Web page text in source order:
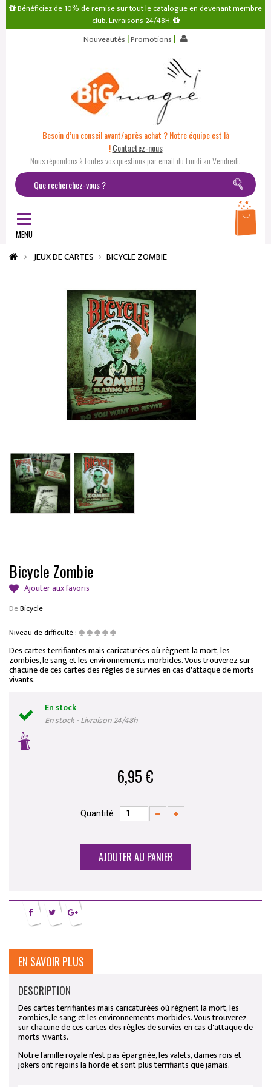
Bénéficiez de 10% de remise sur tout le catalogue en devenant membre
club. Livraisons 24/48H.
Nouveautés |Promotions |
Besoin d’un conseil avant/après achat ? Notre équipe est là
! Contactez-nous
Nous répondons à toutes vos questions par email du Lundi au Vendredi.
MENU
JEUX DE CARTES BICYCLE ZOMBIE
Bicycle Zombie
Ajouter aux favoris
DeBicycle
Niveau de difficulté :
Des cartes terrifiantes mais caricaturées où règnent la mort, les
zombies, le sang et les environnements morbides. Vous trouverez sur
chacune de ces cartes des règles de survies en cas d'attaque de morts-
vivants.
En stock
En stock - Livraison 24/48h
6,95 €
Quantité
AJOUTER AU PANIER
EN SAVOIR PLUS
DESCRIPTION
Des cartes terrifiantes mais caricaturées où règnent la mort, les
zombies, le sang et les environnements morbides. Vous trouverez
sur chacune de ces cartes des règles de survies en cas d'attaque de
morts-vivants.
Notre famille royale n'est pas épargnée, les valets, dames rois et
jokers ont rejoins la horde et sont plus terrifiants que jamais.